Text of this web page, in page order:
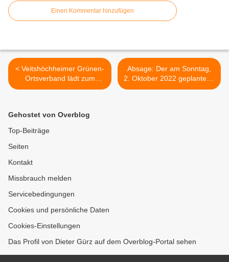
Einen Kommentar hinzufügen
< Veitshöchheimer Grünen-
Ortsverband lädt zum
Vortrag „Balkonkraftwerk –
Absage: Der am Sonntag,
2. Oktober 2022 geplante 5.
Veitshöchheimer
Gehostet von Overblog
Top-Beiträge
Seiten
Kontakt
Missbrauch melden
Servicebedingungen
Cookies und persönliche Daten
Cookies-Einstellungen
Das Profil von Dieter Gürz auf dem Overblog-Portal sehen